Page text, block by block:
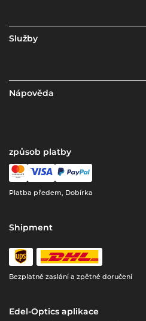
Služby
Nápověda
způsob platby
Platba předem, Dobírka
Shipment
Bezplatné zaslání a zpětné doručení
Edel-Optics aplikace